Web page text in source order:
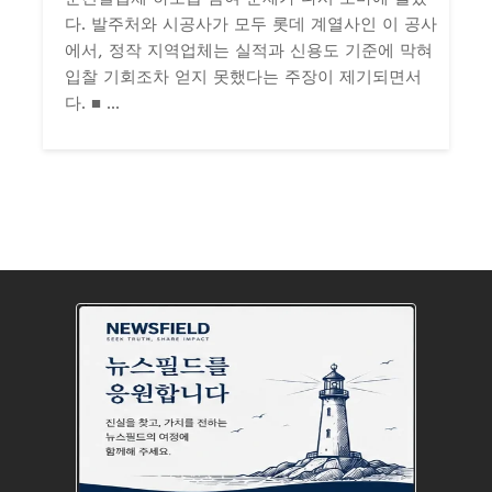
다. 발주처와 시공사가 모두 롯데 계열사인 이 공사
에서, 정작 지역업체는 실적과 신용도 기준에 막혀
입찰 기회조차 얻지 못했다는 주장이 제기되면서
다. ■ ...